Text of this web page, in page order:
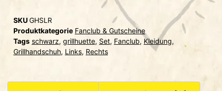
SKUGHSLR
Produktkategorie Fanclub & Gutscheine
Tags schwarz, grillhuette, Set, Fanclub, Kleidung,
Grillhandschuh, Links, Rechts